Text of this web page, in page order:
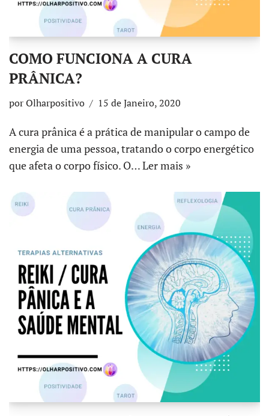
COMO FUNCIONA A CURA
PRÂNICA?
porOlharpositivo 15 de Janeiro, 2020
A cura prânica é a prática de manipular o campo de
energia de uma pessoa, tratando o corpo energético
que afeta o corpo físico. O…Ler mais »